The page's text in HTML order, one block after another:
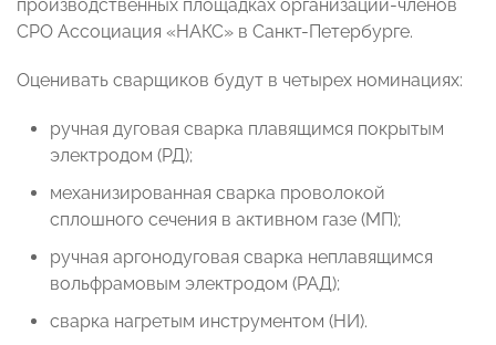
производственных площадках организаций-членов
СРО Ассоциация «НАКС» в Санкт-Петербурге.
Оценивать сварщиков будут в четырех номинациях:
ручная дуговая сварка плавящимся покрытым
электродом (РД);
механизированная сварка проволокой
сплошного сечения в активном газе (МП);
ручная аргонодуговая сварка неплавящимся
вольфрамовым электродом (РАД);
сварка нагретым инструментом (НИ).